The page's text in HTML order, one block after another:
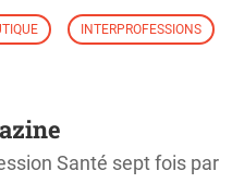
INTERPROFESSIONS
Santé sept fois par